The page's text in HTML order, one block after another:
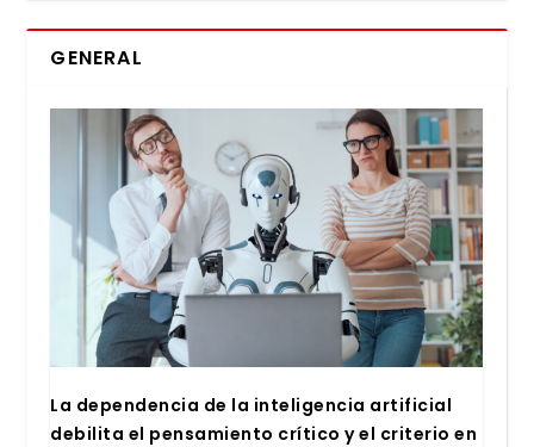
GENERAL
La depen­den­cia de la inte­li­gen­cia arti­fi­cial
debi­li­ta el pen­sa­mien­to crí­ti­co y el cri­te­rio en